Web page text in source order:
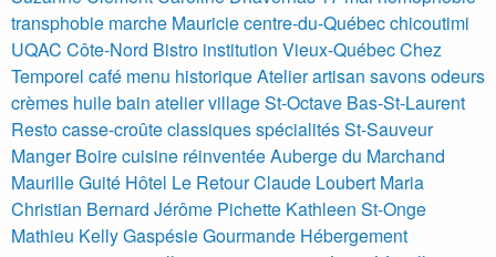
transphobie marche Mauricie centre-du-Québecchicoutimi
UQAC Côte-Nord Bistro institution Vieux-Québec Chez
Temporel café menu historiqueAtelier artisan savons odeurs
crèmes huile bain atelier village St-Octave Bas-St-Laurent
Resto casse-croûte classiques spécialités St-Sauveur
Manger Boire cuisine réinventéeAuberge du Marchand
Maurille Guité Hôtel Le RetourClaude Loubert Maria
Christian Bernard Jérôme Pichette Kathleen St-Onge
Mathieu KellyGaspésie Gourmande Hébergement